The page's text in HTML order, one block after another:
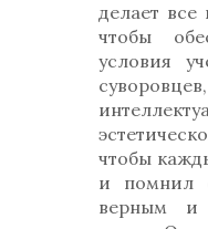
делает все
чтобы
условия
чтобы
и помнил
верным и